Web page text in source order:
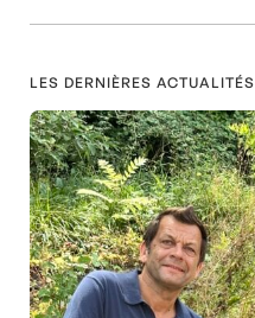
LES DERNIÈRES ACTUALITÉS